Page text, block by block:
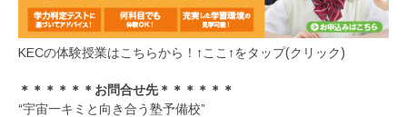
KECの体験授業はこちらから！↑ここ↑をタップ(クリック)
＊＊＊＊＊＊お問合せ先＊＊＊＊＊＊
“宇宙一キミと向き合う塾予備校”